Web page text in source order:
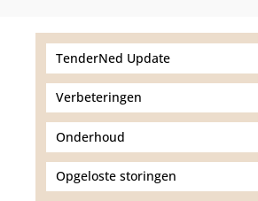
TenderNed Update
Verbeteringen
Onderhoud
Opgeloste storingen